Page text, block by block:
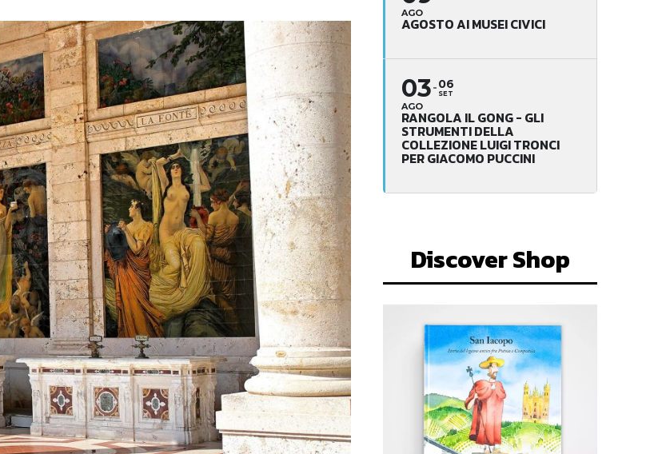
AGO
AGOSTO AI MUSEI CIVICI
03
AGO
06
SET
RANGOLA IL GONG - GLI
STRUMENTI DELLA
COLLEZIONE LUIGI TRONCI
PER GIACOMO PUCCINI
Discover Shop